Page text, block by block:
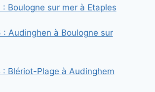
: Boulogne sur mer à Etaples
: Audinghen à Boulogne sur
: Blériot-Plage à Audinghem